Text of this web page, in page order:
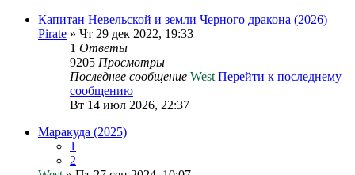
Капитан Невельской и земли Черного дракона (2026)
Pirate » Чт 29 дек 2022, 19:33
1 Ответы
9205 Просмотры
Последнее сообщение West Перейти к последнему
сообщению
Вт 14 июл 2026, 22:37
Маракуда (2025)
1
2